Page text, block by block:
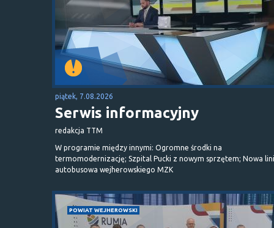
piątek, 7.08.2026
Serwis informacyjny
redakcja TTM
W programie między innymi: Ogromne środki na
termomodernizację; Szpital Pucki z nowym sprzętem; Nowa
autobusowa wejherowskiego MZK
POWIAT WEJHEROWSKI